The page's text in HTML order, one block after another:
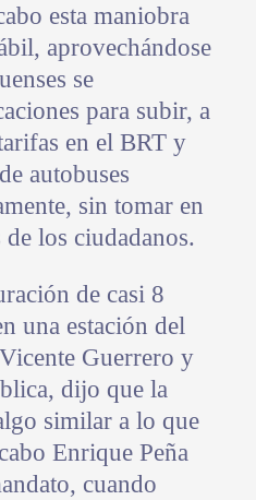
esta maniobra
aprovechándose
se
para subir, a
en el BRT y
autobuses
sin tomar en
los ciudadanos.
de casi 8
una estación del
Guerrero y
dijo que la
similar a lo que
Enrique Peña
cuando